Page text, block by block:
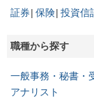
証券 保険 投資信
職種から探す
一般事務・秘書・
アナリスト